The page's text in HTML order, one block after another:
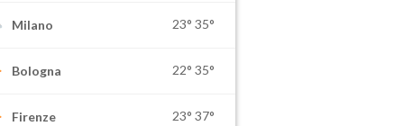
Milano 23° 35°
Bologna 22° 35°
Firenze 23° 37°